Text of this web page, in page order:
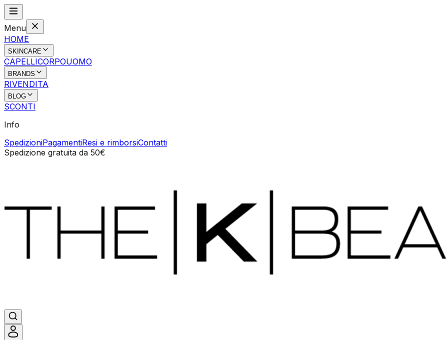
Menu
HOME
SKINCARE
CAPELLICORPOUOMO
BRANDS
RIVENDITA
BLOG
SCONTI
Info
SpedizioniPagamentiResi e rimborsiContatti
Spedizione gratuita da 50€